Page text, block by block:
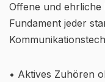
Offene und ehrliche
Fundament jeder
• Aktives Zuhören